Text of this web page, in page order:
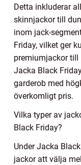
Detta inkluderar
skinnjackor till
inom jack-
Friday, vilket ger
premiumjackor till
Jacka Black
garderob med
överkomligt pris.
Vilka typer av
Black Friday?
Under Jacka
jackor att välja